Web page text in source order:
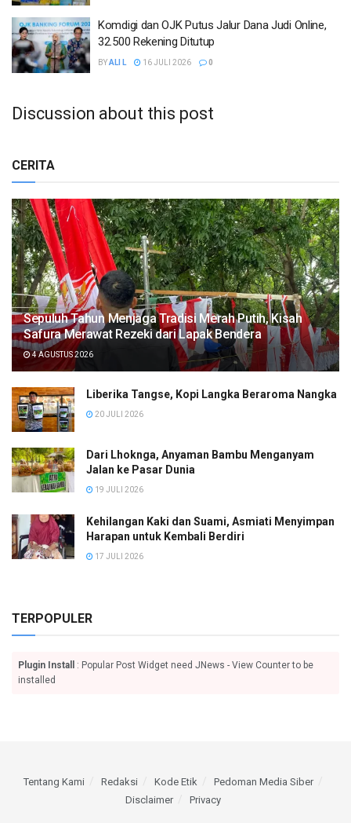
Komdigi dan OJK Putus Jalur Dana Judi Online,
32.500 Rekening Ditutup
BYALI L 16 JULI 2026 0
Discussion about this post
CERITA
Sepuluh Tahun Menjaga Tradisi Merah Putih, Kisah
Safura Merawat Rezeki dari Lapak Bendera
4 AGUSTUS 2026
Liberika Tangse, Kopi Langka Beraroma Nangka
20 JULI 2026
Dari Lhoknga, Anyaman Bambu Menganyam
Jalan ke Pasar Dunia
19 JULI 2026
Kehilangan Kaki dan Suami, Asmiati Menyimpan
Harapan untuk Kembali Berdiri
17 JULI 2026
TERPOPULER
Plugin Install
: Popular Post Widget need JNews - View Counter to be
installed
Tentang Kami Redaksi Kode Etik
Pedoman Media Siber
Disclaimer
Privacy